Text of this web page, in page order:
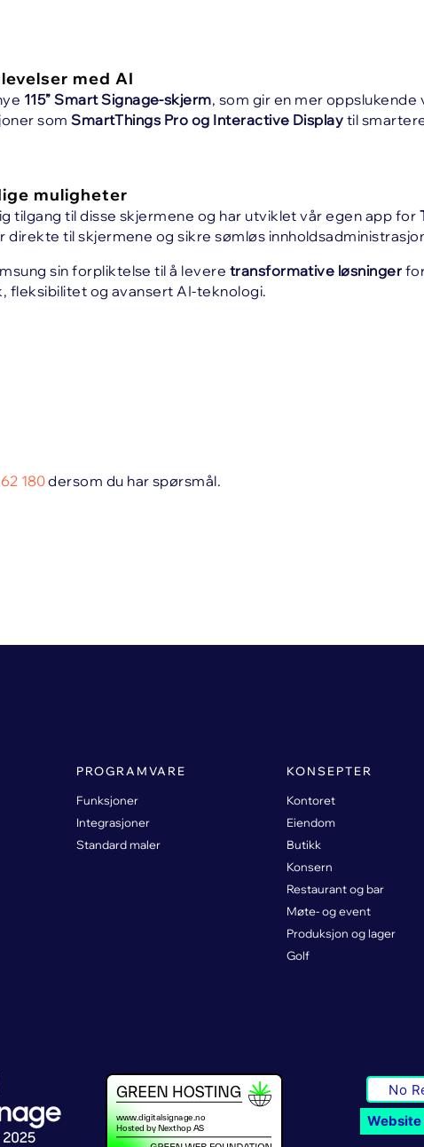
med AI
115” Smart Signage-skjerm, som gir en mer oppslukende
somSmartThings Pro og Interactive Display til
muligheter
tilgang til disse skjermene og har utviklet vår egen app for
til skjermene og sikre sømløs
sin forpliktelse til å levere transformative løsninger
fleksibilitet og avansert AI-teknologi.
180dersom du har spørsmål.
PROGRAMVARE
Funksjoner
Integrasjoner
Standard maler
KONSEPTER
Kontoret
Eiendom
Butikk
Konsern
Restaurant og bar
Møte- og event
Produksjon og lager
Golf
No
Website